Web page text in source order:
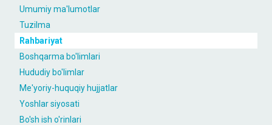
Umumiy ma'lumotlar
Tuzilma
Rahbariyat
Boshqarma bo'limlari
Hududiy bo'limlar
Me'yoriy-huquqiy hujjatlar
Yoshlar siyosati
Bo'sh ish o'rinlari